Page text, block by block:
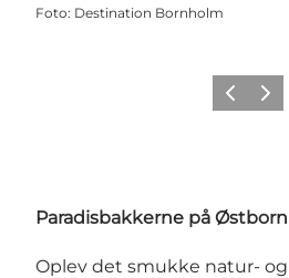
Foto: Destination Bornholm
ForrigeNæste
Paradisbakkerne på
Oplev det smukke natur-